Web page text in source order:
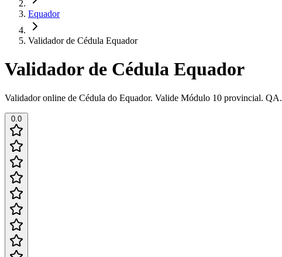
Equador
Validador de Cédula Equador
Validador de Cédula Equador
Validador online de Cédula do Equador. Valide Módulo 10 provincial. QA.
0.0